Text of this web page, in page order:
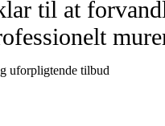
til at
uforpligtende tilbud